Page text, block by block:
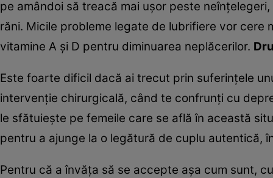
pe amândoi să treacă mai uşor peste
răni. Micile probleme legate de lubrifiere vor cere
vitamine A şi D pentru diminuarea neplăcerilor.
Este foarte dificil dacă ai trecut prin suferinţele
intervenţie chirurgicală, când te confrunţi cu
le sfătuieşte pe femeile care se află în această
pentru a ajunge la o legătură de cuplu autentică,
Pentru că a învăţa să se accepte aşa cum sunt,